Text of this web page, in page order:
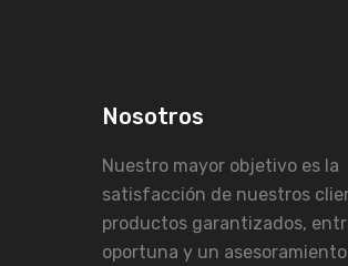
Nosotros
Nuestro mayor objetivo es la
satisfacción de nuestros
productos garantizados,
oportuna y un